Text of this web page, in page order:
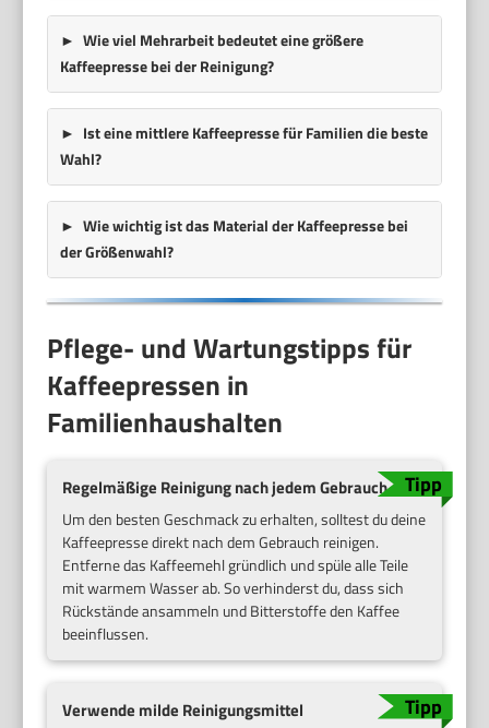
Wie viel Mehrarbeit bedeutet eine größere
Kaffeepresse bei der Reinigung?
Ist eine mittlere Kaffeepresse für Familien die beste
Wahl?
Wie wichtig ist das Material der Kaffeepresse bei
der Größenwahl?
Pflege- und Wartungstipps für
Kaffeepressen in
Familienhaushalten
Regelmäßige Reinigung nach jedem Gebrauch
Um den besten Geschmack zu erhalten, solltest du deine
Kaffeepresse direkt nach dem Gebrauch reinigen.
Entferne das Kaffeemehl gründlich und spüle alle Teile
mit warmem Wasser ab. So verhinderst du, dass sich
Rückstände ansammeln und Bitterstoffe den Kaffee
beeinflussen.
Verwende milde Reinigungsmittel